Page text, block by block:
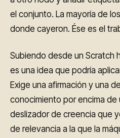
el conjunto. La mayoría de
donde cayeron. Ése es el
Subiendo desde un Scratch
es una idea que podría
Exige una afirmación y una
conocimiento por encima de
deslizador de creencia que
de relevancia a la que la